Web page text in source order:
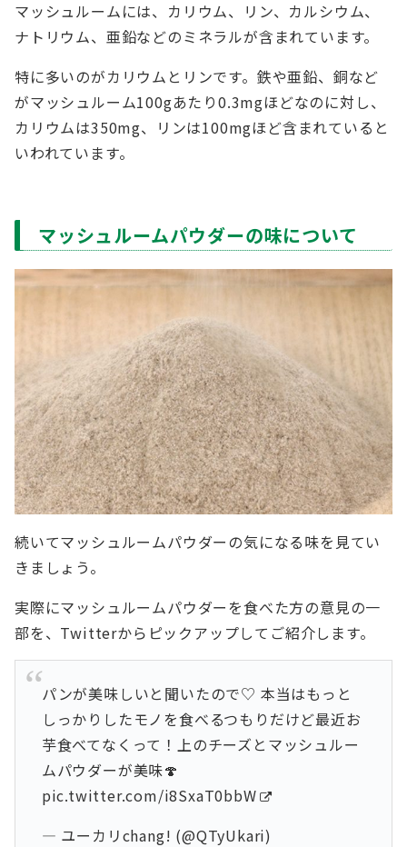
マッシュルームには、カリウム、リン、カルシウム、
ナトリウム、亜鉛などのミネラルが含まれています。
特に多いのがカリウムとリンです。鉄や亜鉛、銅など
がマッシュルーム100gあたり0.3mgほどなのに対し、
カリウムは350mg、リンは100mgほど含まれていると
いわれています。
マッシュルームパウダーの味について
続いてマッシュルームパウダーの気になる味を見てい
きましょう。
実際にマッシュルームパウダーを食べた方の意見の一
部を、Twitterからピックアップしてご紹介します。
パンが美味しいと聞いたので♡ 本当はもっと
しっかりしたモノを食べるつもりだけど最近お
芋食べてなくって！上のチーズとマッシュルー
ムパウダーが美味🍄
pic.twitter.com/i8SxaT0bbW
— ユーカリchang! (@QTyUkari)